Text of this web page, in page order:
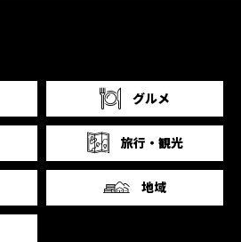
グルメ
旅行・観光
地域